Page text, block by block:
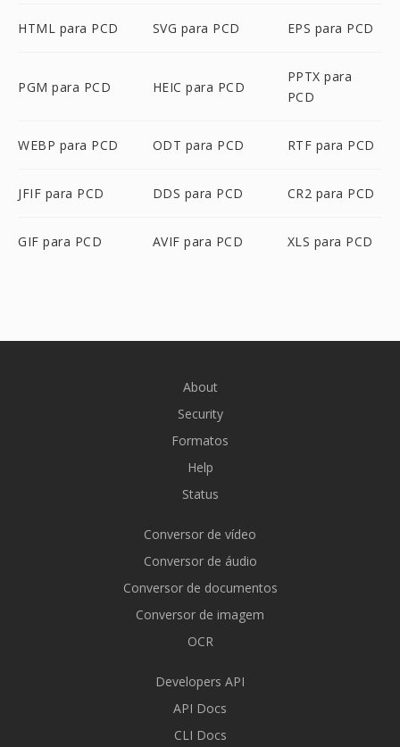
HTML para PCD SVG para PCD EPS para PCD
PGM para PCD HEIC para PCD
PPTX para
PCD
WEBP para PCD ODT para PCD RTF para PCD
JFIF para PCD DDS para PCD CR2 para PCD
GIF para PCD AVIF para PCD XLS para PCD
About
Security
Formatos
Help
Status
Conversor de vídeo
Conversor de áudio
Conversor de documentos
Conversor de imagem
OCR
Developers API
API Docs
CLI Docs